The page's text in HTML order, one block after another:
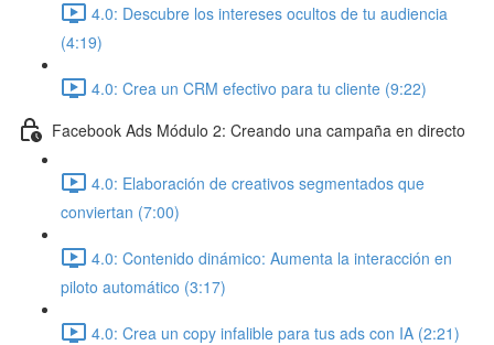
4.0: Descubre los intereses ocultos de tu audiencia
(4:19)
4.0: Crea un CRM efectivo para tu cliente (9:22)
Facebook Ads Módulo 2: Creando una campaña en directo
4.0: Elaboración de creativos segmentados que
conviertan (7:00)
4.0: Contenido dinámico: Aumenta la interacción en
piloto automático (3:17)
4.0: Crea un copy infalible para tus ads con IA (2:21)